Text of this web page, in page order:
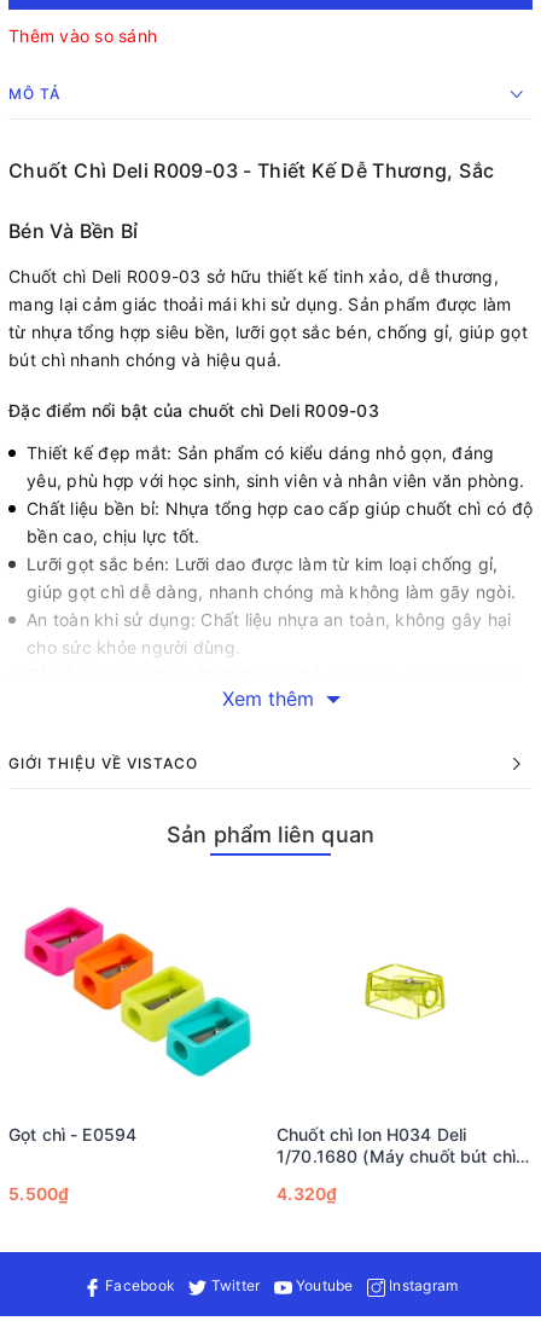
Thêm vào so sánh
MÔ TẢ
Chuốt Chì Deli R009-03 - Thiết Kế Dễ Thương, Sắc
Bén Và Bền Bỉ
Chuốt chì Deli R009-03 sở hữu thiết kế tinh xảo, dễ thương,
mang lại cảm giác thoải mái khi sử dụng. Sản phẩm được làm
từ nhựa tổng hợp siêu bền, lưỡi gọt sắc bén, chống gỉ, giúp gọt
bút chì nhanh chóng và hiệu quả.
Đặc điểm nổi bật của chuốt chì Deli R009-03
Thiết kế đẹp mắt: Sản phẩm có kiểu dáng nhỏ gọn, đáng
yêu, phù hợp với học sinh, sinh viên và nhân viên văn phòng.
Chất liệu bền bỉ: Nhựa tổng hợp cao cấp giúp chuốt chì có độ
bền cao, chịu lực tốt.
Lưỡi gọt sắc bén: Lưỡi dao được làm từ kim loại chống gỉ,
giúp gọt chì dễ dàng, nhanh chóng mà không làm gãy ngòi.
An toàn khi sử dụng: Chất liệu nhựa an toàn, không gây hại
cho sức khỏe người dùng.
thể dễ dàng mang theo bên mình.
Đổ vụn chì ra ngoài sau khi sử dụng để giữ chuốt chì sạch
thêm về các loại văn phòng phẩm khác, hãy liên hệ ngay với
Vistaco - Văn phòng phẩm Bình Dương: 0911 548 289 (zalo) để
được tư vấn chi tiết hơn!
Xem thêm
GIỚI THIỆU VỀ VISTACO
Sản phẩm liên quan
Gọt chì - E0594
5.500₫
Chuốt chì lon H034 Deli
1/70.1680 (Máy chuốt bút chì -
4.320₫
Facebook Twitter Youtube Instagram